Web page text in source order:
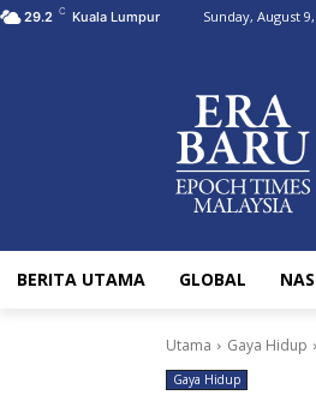
29.2 C Kuala Lumpur Sunday, August
BERITA UTAMA GLOBAL
Utama Gaya Hidup
Gaya Hidup